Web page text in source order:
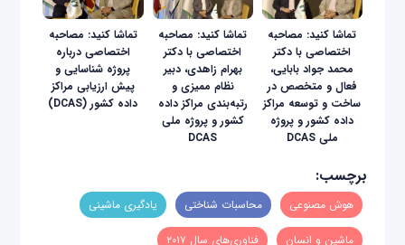
تماشا کنید: مصاحبه
اختصاصی با دکتر
محمد جواد بابایی،
فعال و متخصص در
ساخت و توسعه مراکز
داده کشور و پروژه
ملی DCAS
تماشا کنید: مصاحبه
اختصاصی با دکتر
بهرام زاهدی، دبیر
نظام ممیزی و
رتبه‌بندی مراکز داده
کشور و پروژه ملی
DCAS
تماشا کنید: مصاحبه
اختصاصی درباره
پروژه شناسایی و
پیش ارزیابی مراکز
داده کشور (DCAS)
برچسب:
هوش مصنوعی محاسبات شناختی یادگیری ماشینی
ماشین و انسان فناوری‌های سال ۲۰۱۷